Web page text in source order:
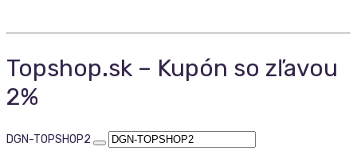
Topshop.sk – Kupón so zľavou
2%
DGN-TOPSHOP2